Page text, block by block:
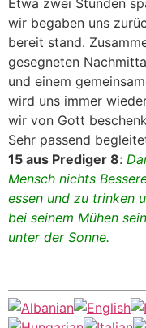
wir begaben uns
bereit stand.
gesegneten
und einem
wird uns immer
wir von Gott
Sehr passend
15 aus Prediger 8:
Mensch nichts
essen und zu trinken
bei seinem Mühen
unter der Sonne.